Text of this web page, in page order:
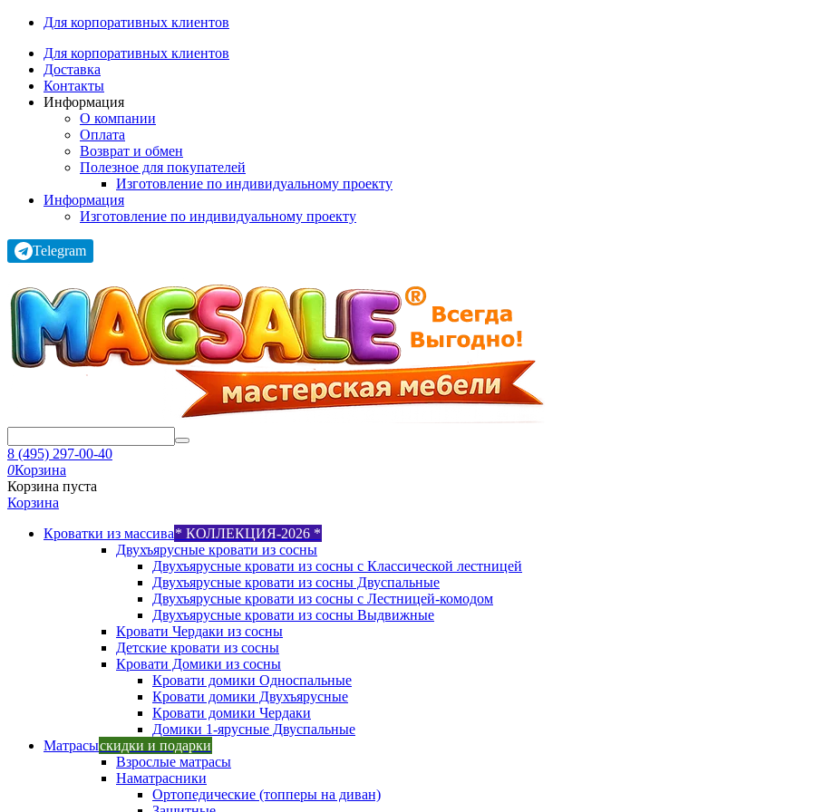
Для корпоративных клиентов
Для корпоративных клиентов
Доставка
Контакты
Информация
О компании
Оплата
Возврат и обмен
Полезное для покупателей
Изготовление по индивидуальному проекту
Информация
Изготовление по индивидуальному проекту
Telegram
8 (495) 297-00-40
0Корзина
Корзина пуста
Корзина
Кроватки из массива* КОЛЛЕКЦИЯ-2026 *
Двухъярусные кровати из сосны
Двухъярусные кровати из сосны с Классической лестницей
Двухъярусные кровати из сосны Двуспальные
Двухъярусные кровати из сосны с Лестницей-комодом
Двухъярусные кровати из сосны Выдвижные
Кровати Чердаки из сосны
Детские кровати из сосны
Кровати Домики из сосны
Кровати домики Односпальные
Кровати домики Двухъярусные
Кровати домики Чердаки
Домики 1-ярусные Двуспальные
Матрасыскидки и подарки
Взрослые матрасы
Наматрасники
Ортопедические (топперы на диван)